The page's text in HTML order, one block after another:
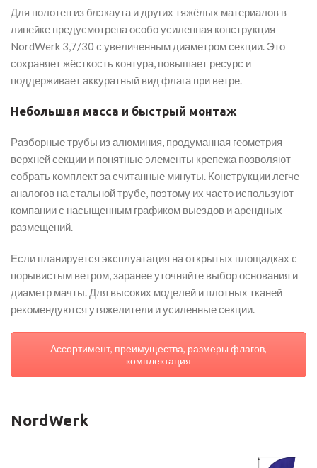
Для полотен из блэкаута и других тяжёлых материалов в
линейке предусмотрена особо усиленная конструкция
NordWerk 3,7/30 с увеличенным диаметром секции. Это
сохраняет жёсткость контура, повышает ресурс и
поддерживает аккуратный вид флага при ветре.
Небольшая масса и быстрый монтаж
Разборные трубы из алюминия, продуманная геометрия
верхней секции и понятные элементы крепежа позволяют
собрать комплект за считанные минуты. Конструкции легче
аналогов на стальной трубе, поэтому их часто используют
компании с насыщенным графиком выездов и арендных
размещений.
Если планируется эксплуатация на открытых площадках с
порывистым ветром, заранее уточняйте выбор основания и
диаметр мачты. Для высоких моделей и плотных тканей
рекомендуются утяжелители и усиленные секции.
Ассортимент, преимущества, размеры флагов,
комплектация
NordWerk